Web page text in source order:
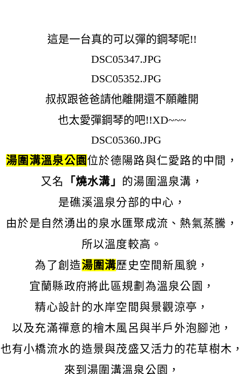
這是一台真的可以彈的鋼琴呢!!
叔叔跟爸爸請他離開還不願離開
也太愛彈鋼琴的吧!!XD~~~
湯圍溝溫泉公園 位於德陽路與仁愛路的中間，
又名
「燒水溝」 的湯圍溫泉溝，
是礁溪溫泉分部的中心，
由於是自然湧出的泉水匯聚成流、熱氣蒸騰，
所以溫度較高。
為了創造湯圍溝歷史空間新風貌，
宜蘭縣政府將此區規劃為溫泉公園，
精心設計的水岸空間與景觀涼亭，
以及充滿禪意的檜木風呂與半戶外泡腳池，
也有小橋流水的造景與茂盛又活力的花草樹木，
來到湯圍溝溫泉公園，